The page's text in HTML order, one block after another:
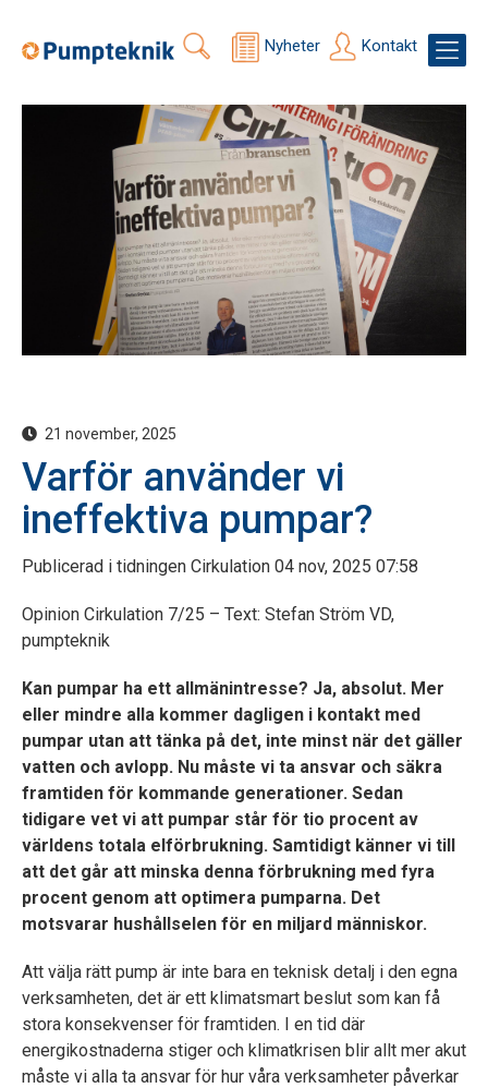
Nyheter Kontakt
21 november, 2025
Varför använder vi
ineffektiva pumpar?
Publicerad i tidningen Cirkulation 04 nov, 2025 07:58
Opinion Cirkulation 7/25 – Text: Stefan Ström VD,
pumpteknik
Kan pumpar ha ett allmänintresse? Ja, absolut. Mer
eller mindre alla kommer dagligen i kontakt med
pumpar utan att tänka på det, inte minst när det gäller
vatten och avlopp. Nu måste vi ta ansvar och säkra
framtiden för kommande generationer. Sedan
tidigare vet vi att pumpar står för tio procent av
världens totala elförbrukning. Samtidigt känner vi till
att det går att minska denna förbrukning med fyra
procent genom att optimera pumparna. Det
motsvarar hushållselen för en miljard människor.
Att välja rätt pump är inte bara en teknisk detalj i den egna
verksamheten, det är ett klimatsmart beslut som kan få
stora konsekvenser för framtiden. I en tid där
energikostnaderna stiger och klimatkrisen blir allt mer akut
måste vi alla ta ansvar för hur våra verksamheter påverkar